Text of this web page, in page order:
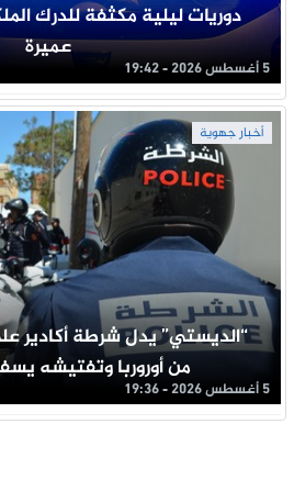
دوريات ليلية مكثفة للدرك
عميرة
5 أغسطس 2026 - 19:42
أخبار جهوية
“الديستي” يدل شرطة أكادير
من أوروربا وتفتيشه
5 أغسطس 2026 - 19:36